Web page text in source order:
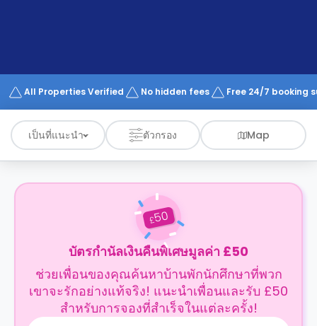
Works
All Properties Verified No hidden fees Free 24/7 booking
เป็นที่แนะนำ ตัวกรอง Map
£50
บัตรกำนัลเงินคืนพิเศษมูลค่า £50
ช่วยเพื่อนของคุณค้นหาบ้านพักนักศึกษาที่พวก
เขาจะรักอย่างแท้จริง! แนะนำเพื่อนและรับ £50
สำหรับการจองที่สำเร็จในแต่ละครั้ง!